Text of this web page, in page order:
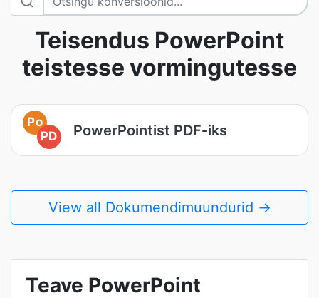
Teisendus PowerPoint
teistesse vormingutesse
Po
PD
PowerPointist PDF-iks
View all Dokumendimuundurid →
Teave PowerPoint